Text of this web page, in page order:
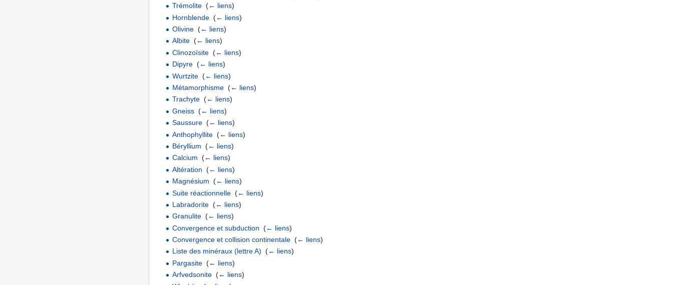
Trémolite ‎(← liens)
Hornblende ‎(← liens)
Olivine ‎(← liens)
Albite ‎(← liens)
Clinozoïsite ‎(← liens)
Dipyre ‎(← liens)
Wurtzite ‎(← liens)
Métamorphisme ‎(← liens)
Trachyte ‎(← liens)
Gneiss ‎(← liens)
Saussure ‎(← liens)
Anthophyllite ‎(← liens)
Béryllium ‎(← liens)
Calcium ‎(← liens)
Altération ‎(← liens)
Magnésium ‎(← liens)
Suite réactionnelle ‎(← liens)
Labradorite ‎(← liens)
Granulite ‎(← liens)
Convergence et subduction ‎(← liens)
Convergence et collision continentale ‎(← liens)
Liste des minéraux (lettre A) ‎(← liens)
Pargasite ‎(← liens)
Arfvedsonite ‎(← liens)